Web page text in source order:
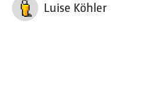
Luise Köhler